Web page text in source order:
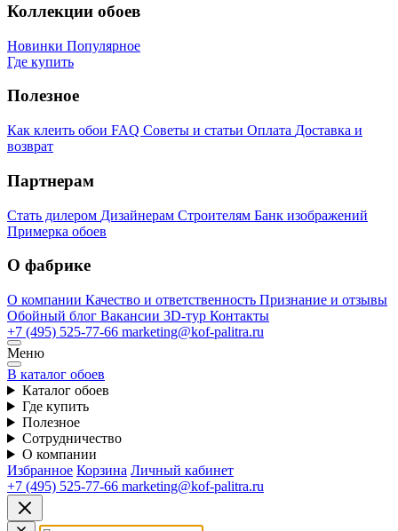
Коллекции обоев
Новинки Популярное
Где купить
Полезное
Как клеить обои FAQ Советы и статьи Оплата Доставка и
возврат
Партнерам
Стать дилером Дизайнерам Строителям Банк изображений
Примерка обоев
О фабрике
О компании Качество и ответственность Признание и отзывы
Обойный блог Вакансии 3D-тур Контакты
+7 (495) 525-77-66 marketing@kof-palitra.ru
Меню
В каталог обоев
Каталог обоев
Где купить
Полезное
Сотрудничество
О компании
Избранное Корзина Личный кабинет
+7 (495) 525-77-66 marketing@kof-palitra.ru